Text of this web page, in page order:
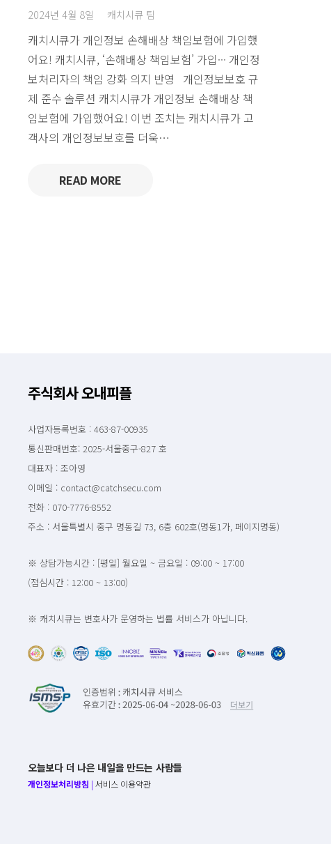
2024년 4월 8일 캐치시큐 팀
캐치시큐가 개인정보 손해배상 책임보험에 가입했
어요! 캐치시큐, ‘손해배상 책임보험’ 가입··· 개인정
보처리자의 책임 강화 의지 반영 개인정보보호 규
제 준수 솔루션 캐치시큐가 개인정보 손해배상 책
임보험에 가입했어요! 이번 조치는 캐치시큐가 고
객사의 개인정보보호를 더욱…
READ MORE
주식회사 오내피플
사업자등록번호 : 463-87-00935
통신판매번호: 2025-서울중구-827 호
대표자 : 조아영
이메일 : contact@catchsecu.com
전화 : 070-7776-8552
주소 : 서울특별시 중구 명동길 73, 6층 602호(명동1가, 페이지명동)
※ 상담가능시간 : [평일] 월요일 ~ 금요일 : 09:00 ~ 17:00
(점심시간 : 12:00 ~ 13:00)
※ 캐치시큐는 변호사가 운영하는 법률 서비스가 아닙니다.
오늘보다 더 나은 내일을 만드는 사람들
개인정보처리방침 | 서비스 이용약관